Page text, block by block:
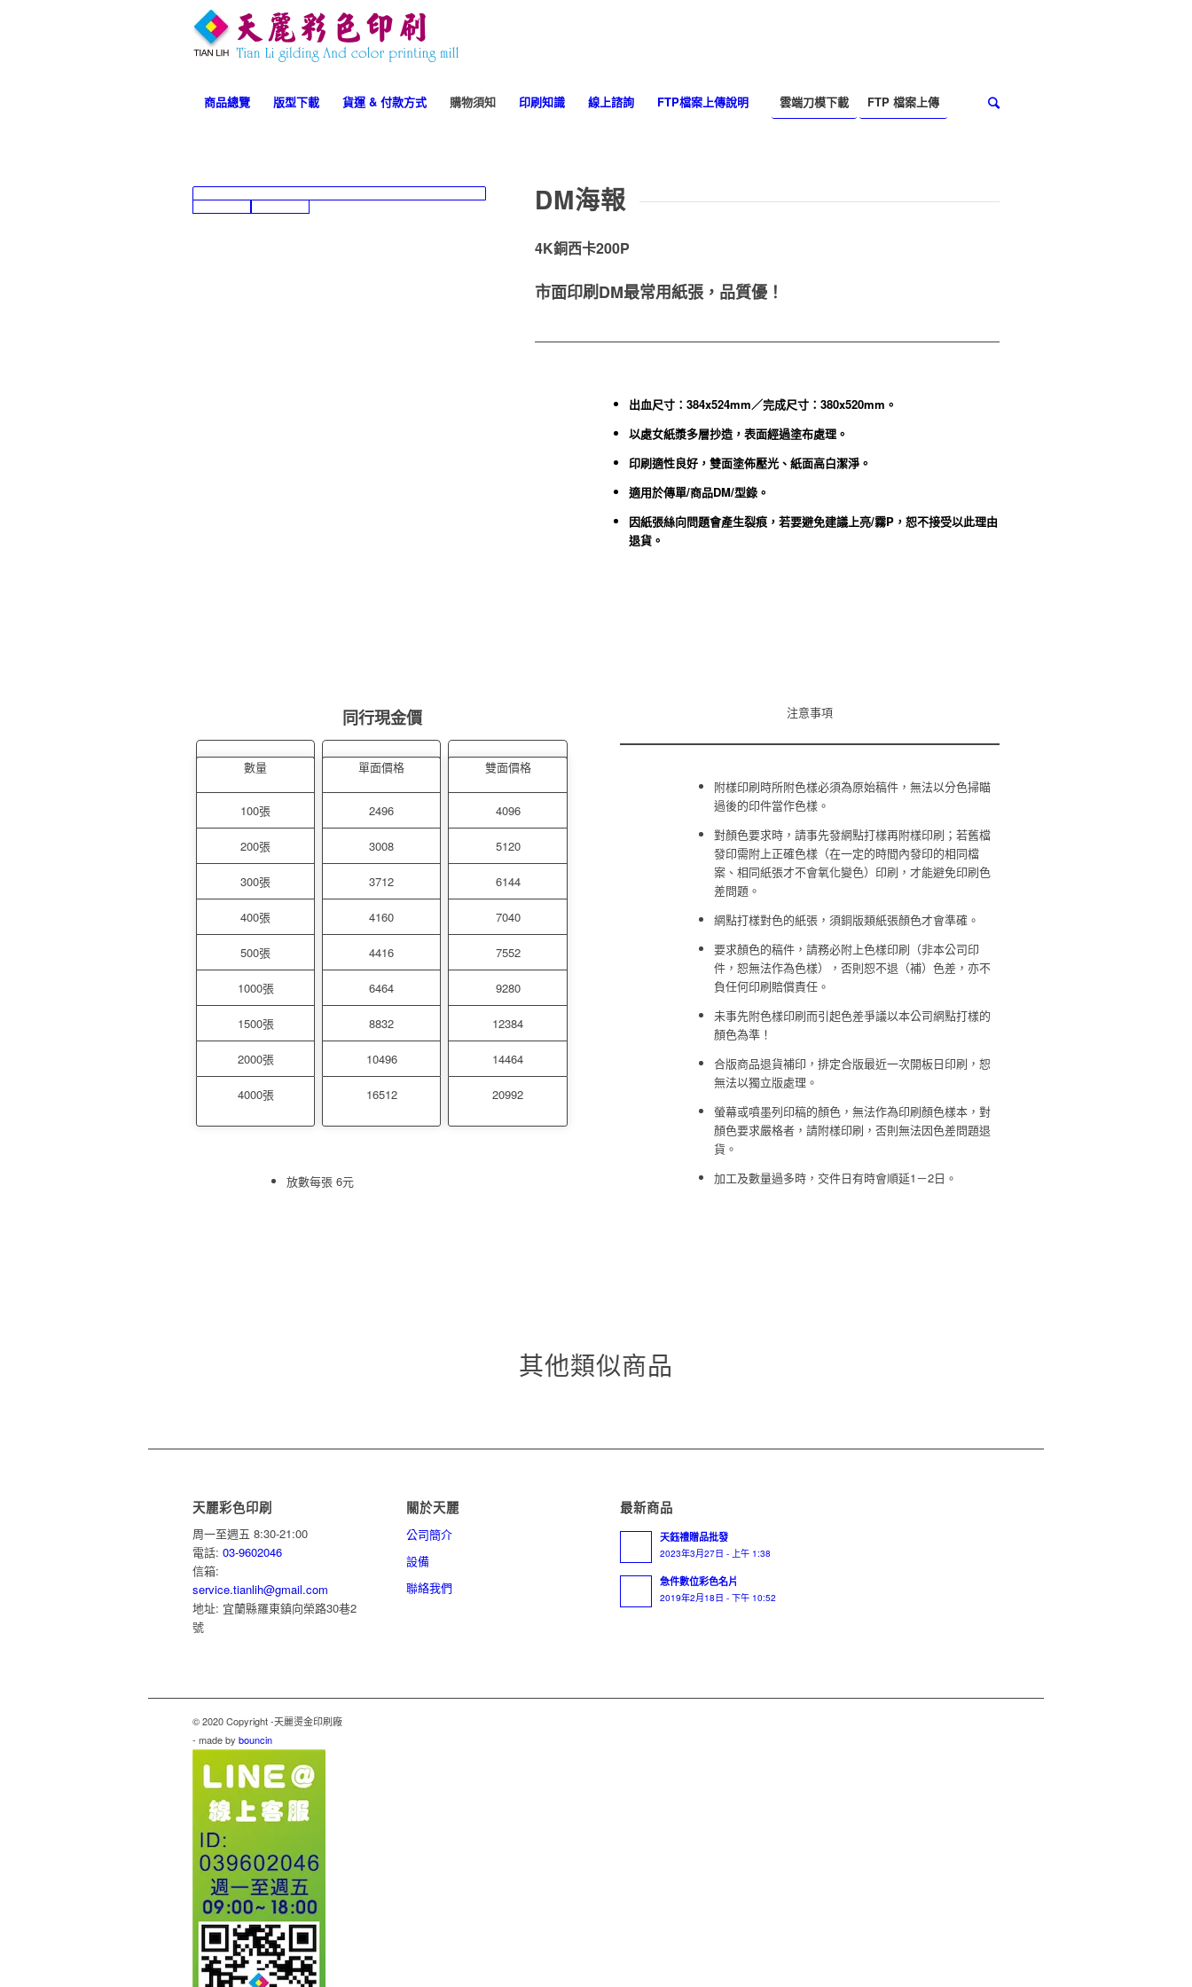
商品總覽 版型下載 貨運 & 付款方式 購物須知 印刷知識 線上諮詢 FTP檔案上傳說明 雲端刀模下載 FTP 檔案上傳
專業．效
Lorem ipsum dolor sit amet, consectetuer adipiscing
elit. Aenean commodo ligula eget dolor. Aenean massa.
DM海報
4K銅西卡200P
市面印刷DM最常用紙張，品質優！
出血尺寸：384x524mm／完成尺寸：380x520mm。
以處女紙漿多層抄造，表面經過塗布處理。
印刷適性良好，雙面塗佈壓光、紙面高白潔淨。
適用於傳單/商品DM/型錄。
因紙張絲向問題會產生裂痕，若要避免建議上亮/霧P，恕不接受以此理由
退貨。
同行現金價
數量
100張
200張
300張
400張
500張
1000張
1500張
2000張
4000張
單面價格
2496
3008
3712
4160
4416
6464
8832
10496
16512
雙面價格
4096
5120
6144
7040
7552
9280
12384
14464
20992
放數每張 6元
注意事項
附樣印刷時所附色樣必須為原始稿件，無法以分色掃瞄
過後的印件當作色樣。
對顏色要求時，請事先發網點打樣再附樣印刷；若舊檔
發印需附上正確色樣（在一定的時間內發印的相同檔
案、相同紙張才不會氧化變色）印刷，才能避免印刷色
差問題。
網點打樣對色的紙張，須銅版類紙張顏色才會準確。
要求顏色的稿件，請務必附上色樣印刷（非本公司印
件，恕無法作為色樣），否則恕不退（補）色差，亦不
負任何印刷賠償責任。
未事先附色樣印刷而引起色差爭議以本公司網點打樣的
顏色為準！
合版商品退貨補印，排定合版最近一次開板日印刷，恕
無法以獨立版處理。
螢幕或噴墨列印稿的顏色，無法作為印刷顏色樣本，對
顏色要求嚴格者，請附樣印刷，否則無法因色差問題退
貨。
加工及數量過多時，交件日有時會順延1－2日。
其他類似商品
天麗彩色印刷
周一至週五 8:30-21:00
電話: 03-9602046
信箱:
service.tianlih@gmail.com
地址: 宜蘭縣羅東鎮向榮路30巷2
號
關於天麗
公司簡介
設備
聯絡我們
最新商品
天鈺禮贈品批發
2023年3月27日 - 上午 1:38
急件數位彩色名片
2019年2月18日 - 下午 10:52
© 2020 Copyright -天麗燙金印刷廠
- made by bouncin